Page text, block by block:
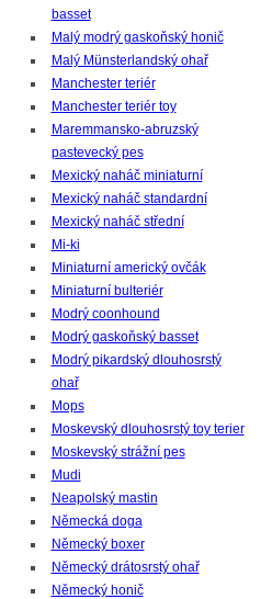
basset
Malý modrý gaskoňský honič
Malý Münsterlandský ohař
Manchester teriér
Manchester teriér toy
Maremmansko-abruzský
pastevecký pes
Mexický naháč miniaturní
Mexický naháč standardní
Mexický naháč střední
Mi-ki
Miniaturní americký ovčák
Miniaturní bulteriér
Modrý coonhound
Modrý gaskoňský basset
Modrý pikardský dlouhosrstý
ohař
Mops
Moskevský dlouhosrstý toy terier
Moskevský strážní pes
Mudi
Neapolský mastin
Německá doga
Německý boxer
Německý drátosrstý ohař
Německý honič